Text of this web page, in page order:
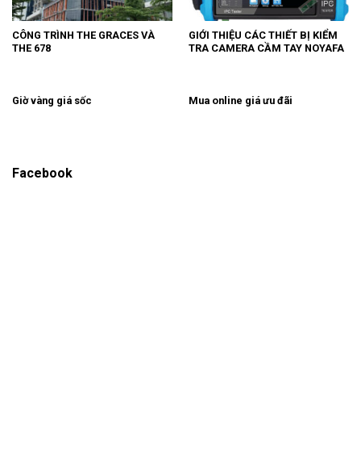
CÔNG TRÌNH THE GRACES VÀ
THE 678
GIỚI THIỆU CÁC THIẾT BỊ KIỂM
TRA CAMERA CẦM TAY NOYAFA
Giờ vàng giá sốc Mua online giá ưu đãi
Facebook